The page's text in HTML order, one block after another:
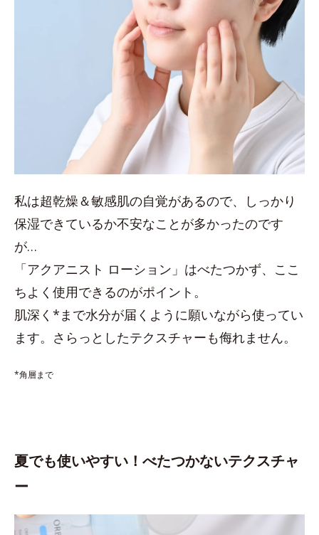
私は超乾燥＆敏感肌の自覚があるので、しっかり
保湿できているか不安なことが多かったのです
が…
「アクアニスト ローション」はべたつかず、ここ
ちよく使用できるのがポイント。
肌深く*まで水分が届くように願いながら使ってい
ます。さらっとしたテクスチャーも侮れません。
*角層まで
夏でも使いやすい！べたつかないテクスチャ
ー